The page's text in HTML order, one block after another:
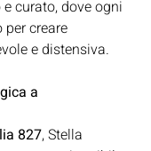
curato, dove ogni
creare
e distensiva.
a
827, Stella